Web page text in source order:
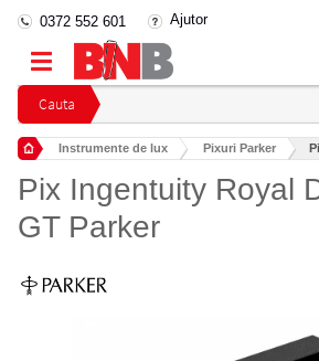
Cauta
0372 552 601 Ajutor
Instrumente de lux Pixuri Parker
Pix Ingentuity Royal
GT Parker